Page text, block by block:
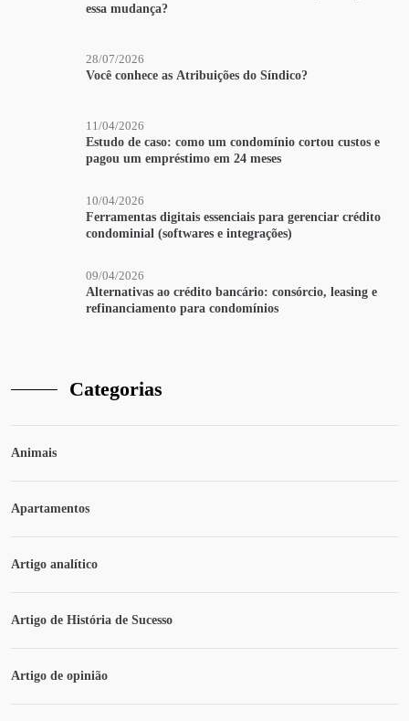
essa mudança?
28/07/2026
Você conhece as Atribuições do Síndico?
11/04/2026
Estudo de caso: como um condomínio cortou custos e
pagou um empréstimo em 24 meses
10/04/2026
Ferramentas digitais essenciais para gerenciar crédito
condominial (softwares e integrações)
09/04/2026
Alternativas ao crédito bancário: consórcio, leasing e
refinanciamento para condomínios
Categorias
Animais
Apartamentos
Artigo analítico
Artigo de História de Sucesso
Artigo de opinião